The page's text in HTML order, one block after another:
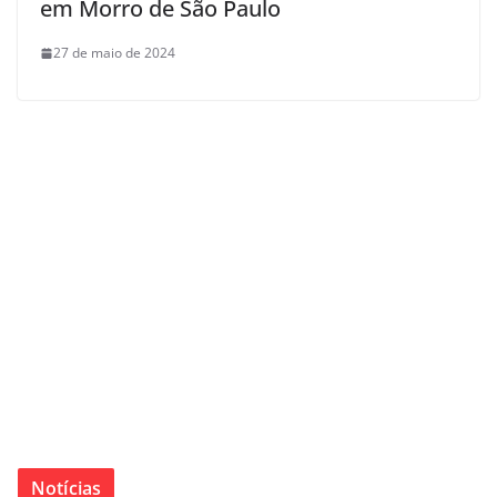
em Morro de São Paulo
27 de maio de 2024
Notícias